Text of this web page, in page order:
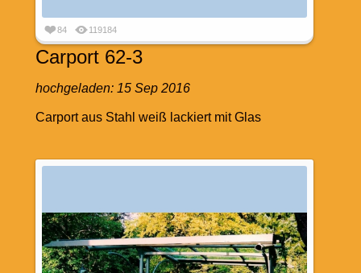
84 119184
Carport 62-3
hochgeladen: 15 Sep 2016
Carport aus Stahl weiß lackiert mit Glas